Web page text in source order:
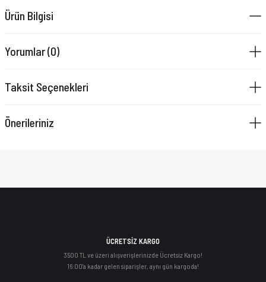
Ürün Bilgisi
Yorumlar (0)
Taksit Seçenekleri
Önerileriniz
ÜCRETSİZ KARGO
3500 TL ve üzeri alışverişlerinizde Ücretsiz Kargo!
16:00'a kadar gelen siparişler, aynı gün kargoda!